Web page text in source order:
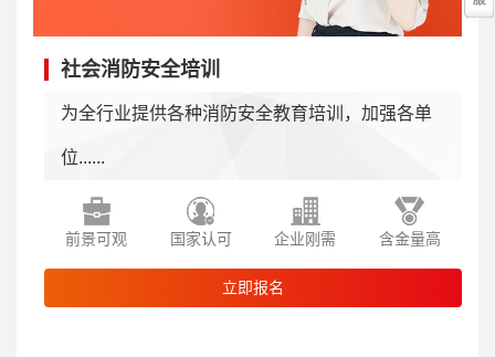
社会消防安全培训
为全行业提供各种消防安全教育培训，加强各单
位......
前景可观 国家认可 企业刚需 含金量高
立即报名